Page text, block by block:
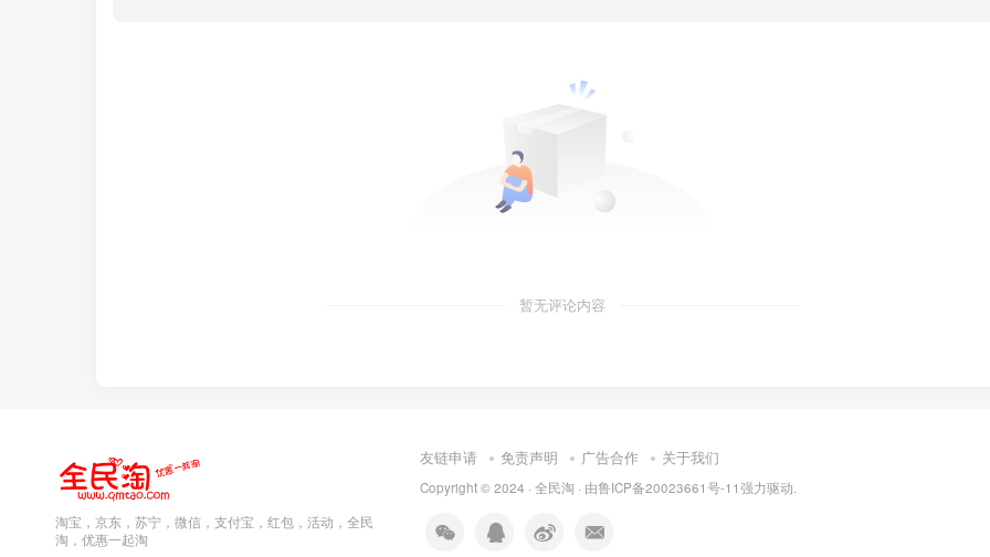
暂无评论内容
淘宝，京东，苏宁，微信，支付宝，红包，活动，全民
淘，优惠一起淘
友链申请 免责声明 广告合作 关于我们
Copyright © 2024 · 全民淘 · 由鲁ICP备20023661号-11强力驱动.